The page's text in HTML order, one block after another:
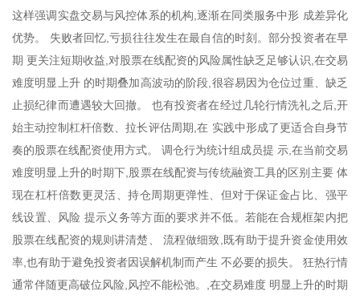
这样强调实盘交易与风控体系的机构,逐渐在同类服务中形 成差异化
优势。 失败者回忆,亏损往往发生在最自信的时刻。部分投资者在早
期 更关注短期收益,对股票在线配资的风险属性缺乏足够认识,在交易
难度明显上升 的时期叠加高波动的阶段,很容易因为仓位过重、缺乏
止损纪律而遭遇较大回撤。 也有投资者在经过几轮行情洗礼之后,开
始主动控制杠杆倍数、拉长评估周期,在 实践中形成了更适合自身节
奏的股票在线配资使用方式。 调仓行为统计组成员提 示,在当前交易
难度明显上升的时期下,股票在线配资与传统融资工具的区别主要 体
现在杠杆倍数更灵活、持仓周期更弹性、但对于保证金占比、强平
线设置、风险 提示义务等方面的要求并不低。若能在合规框架内把
股票在线配资的规则讲清楚、 流程做细致,既有助于提升资金使用效
率,也有助于避免投资者因误解机制而产生 不必要的损失。 狂热行情
通常伴随更高破位风险,风控不能松弛。,在交易难度 明显上升的时期